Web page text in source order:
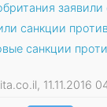
санкции
санкции
11.11.2016